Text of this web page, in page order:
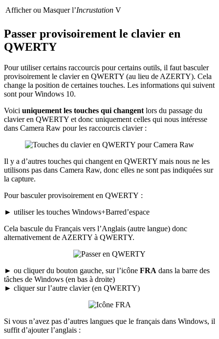
Afficher ou Masquer l’Incrustation V
Passer provisoirement le clavier en
QWERTY
Pour utiliser certains raccourcis pour certains outils, il faut basculer
provisoirement le clavier en QWERTY (au lieu de AZERTY). Cela
change la position de certaines touches. Les informations qui suivent
sont pour Windows 10.
Voici uniquement les touches qui changent lors du passage du
clavier en QWERTY et donc uniquement celles qui nous intéresse
dans Camera Raw pour les raccourcis clavier :
Il y a d’autres touches qui changent en QWERTY mais nous ne les
utilisons pas dans Camera Raw, donc elles ne sont pas indiquées sur
la capture.
Pour basculer provisoirement en QWERTY :
► utiliser les touches Windows+Barred’espace
Cela bascule du Français vers l’Anglais (autre langue) donc
alternativement de AZERTY à QWERTY.
► ou cliquer du bouton gauche, sur l’icône FRA dans la barre des
tâches de Windows (en bas à droite)
► cliquer sur l’autre clavier (en QWERTY)
Si vous n’avez pas d’autres langues que le français dans Windows, il
suffit d’ajouter l’anglais :